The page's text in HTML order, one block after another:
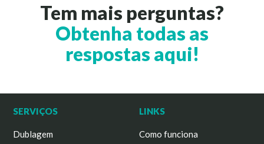
Tem mais perguntas?
Obtenha todas as
respostas aqui!
SERVIÇOS
Dublagem
LINKS
Como funciona